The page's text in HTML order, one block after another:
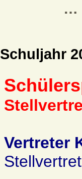
…
Schuljahr
Vertreter